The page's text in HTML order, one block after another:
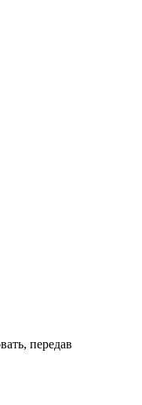
передав